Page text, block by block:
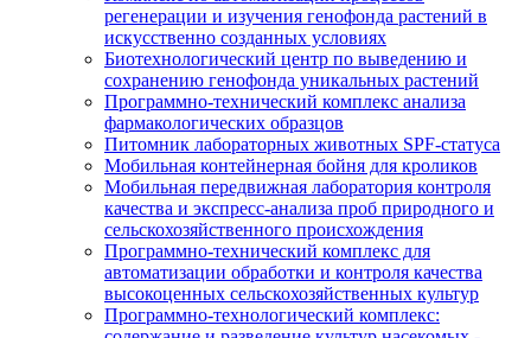
регенерации и изучения генофонда растений в
искусственно созданных условиях
Биотехнологический центр по выведению и
сохранению генофонда уникальных растений
Программно-технический комплекс анализа
фармакологических образцов
Питомник лабораторных животных SPF-статуса
Мобильная контейнерная бойня для кроликов
Мобильная передвижная лаборатория контроля
качества и экспресс-анализа проб природного и
сельскохозяйственного происхождения
Программно-технический комплекс для
автоматизации обработки и контроля качества
высокоценных сельскохозяйственных культур
Программно-технологический комплекс: